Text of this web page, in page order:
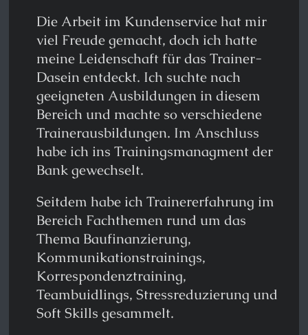
Die Arbeit im Kundenservice hat mir
viel Freude gemacht, doch ich hatte
meine Leidenschaft für das Trainer-
Dasein entdeckt. Ich suchte nach
geeigneten Ausbildungen in diesem
Bereich und machte so verschiedene
Trainerausbildungen. Im Anschluss
habe ich ins Trainingsmanagment der
Bank gewechselt.
Seitdem habe ich Trainererfahrung im
Bereich Fachthemen rund um das
Thema Baufinanzierung,
Kommunikationstrainings,
Korrespondenztraining,
Teambuidlings, Stressreduzierung und
Soft Skills gesammelt.